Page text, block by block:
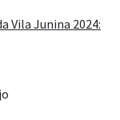
Vila Junina 2024: